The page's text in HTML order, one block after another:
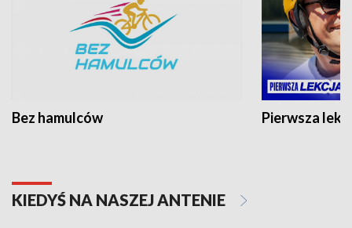
Bez hamulców Pierwsza
KIEDYŚ NA NASZEJ ANTENIE